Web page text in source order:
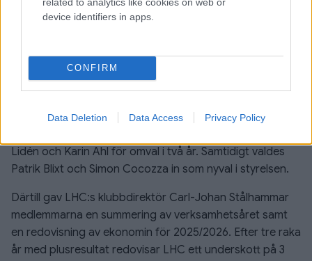
device identifiers in apps.
CONFIRM
Data Deletion Data Access Privacy Policy
klubbens första kvinnliga ordförande. Samtidigt
ordförande.
Vidare skedde ytterligare förändringar i styrelsen.
tjänst och även Marie Wallander lämnade sitt uppdrag.
Lidén och Karin Ahl för omval i två år. Samtidigt valdes
Patrik Blixt och Simon Cocozza in som nyval i styrelsen.
Därtill gav LHC:s klubbdirektör Carl-Johan Stålhammar
medlemmarna en summering av verksamhetsåret samt
en redovisning av ekonomin för 2025/2026. Efter tre raka
år med plusresultat redovisar LHC ett underskott på 3